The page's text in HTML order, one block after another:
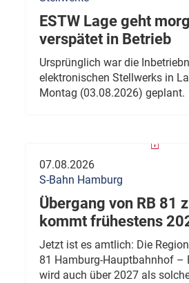
ESTW Lage geht
verspätet in Betrieb
Ursprünglich war die
elektronischen Stellwerks in
Montag (03.08.2026) geplant.
07.08.2026
S-Bahn Hamburg
Übergang von RB 81
kommt frühestens
Jetzt ist es amtlich: Die
81 Hamburg-Hauptbahnhof –
wird auch über 2027 als